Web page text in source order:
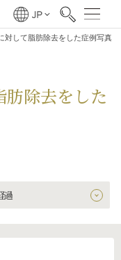
対して脂肪除去をした症例写真
肪除去をした
過